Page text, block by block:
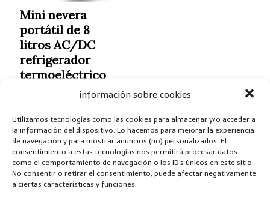
información sobre cookies
Utilizamos tecnologías como las cookies para almacenar y/o acceder a
la información del dispositivo. Lo hacemos para mejorar la experiencia
de navegación y para mostrar anuncios (no) personalizados. El
consentimiento a estas tecnologías nos permitirá procesar datos
como el comportamiento de navegación o los ID's únicos en este sitio.
No consentir o retirar el consentimiento, puede afectar negativamente
a ciertas características y funciones.
Mini nevera
portátil de 8
litros AC/DC
refrigerador
termoeléctrico
y calentador
para el cuidado
de la piel,
recámara y viaje
(diseño de
espejo y LED)